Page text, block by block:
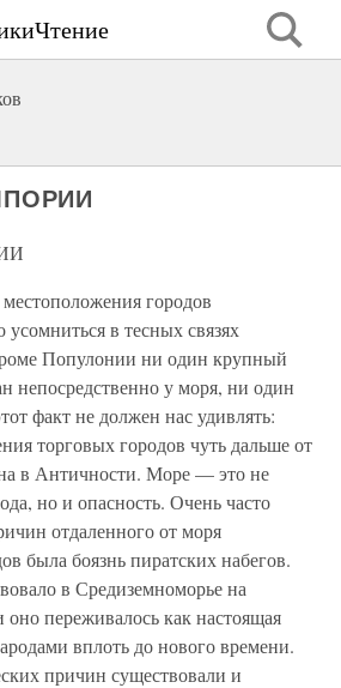
городов
в тесных связях
Популонии ни один крупный
непосредственно у моря, ни один
факт не должен нас удивлять:
торговых городов чуть дальше от
в Античности. Море — это не
но и опасность. Очень часто
отдаленного от моря
была боязнь пиратских набегов.
в Средиземноморье на
переживалось как настоящая
вплоть до нового времени.
причин существовали и